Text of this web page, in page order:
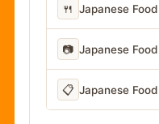
🍴 Japanese
📷 Japanese
📋 Japanese